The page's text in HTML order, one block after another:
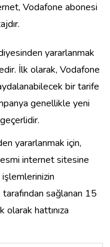
Vodafone abonesi
yararlanmak
İlk olarak, Vodafone
bir tarife
genellikle yeni
yararlanmak için,
internet sitesine
tarafından sağlanan 15
hattınıza